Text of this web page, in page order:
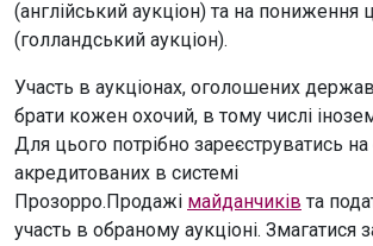
(англійський аукціон) та на пониження
(голландський аукціон).
Участь в аукціонах, оголошених
брати кожен охочий, в тому числі
Для цього потрібно зареєструватись
акредитованих в системі
Прозорро.Продажі майданчиків та
участь в обраному аукціоні. Змагатися